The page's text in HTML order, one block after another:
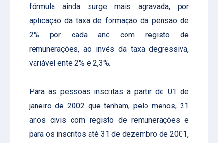
fórmula ainda surge mais agravada, por
aplicação da taxa de formação da pensão de
2% por cada ano com registo de
remunerações, ao invés da taxa degressiva,
variável ente 2% e 2,3%.
Para as pessoas inscritas a partir de 01 de
janeiro de 2002 que tenham, pelo menos, 21
anos civis com registo de remunerações e
para os inscritos até 31 de dezembro de 2001,